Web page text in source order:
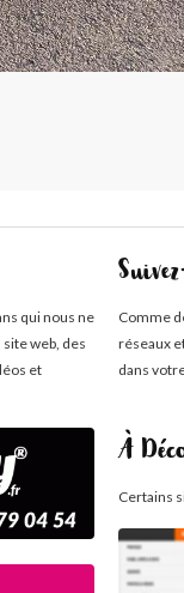
qui nous ne
web, des
et
Comme
réseaux
dans
À
Certains